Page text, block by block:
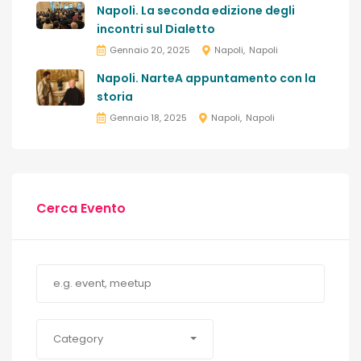
Napoli. La seconda edizione degli
incontri sul Dialetto
Gennaio 20, 2025 Napoli Napoli
Napoli. NarteA appuntamento con la
storia
Gennaio 18, 2025 Napoli Napoli
Cerca Evento
Category